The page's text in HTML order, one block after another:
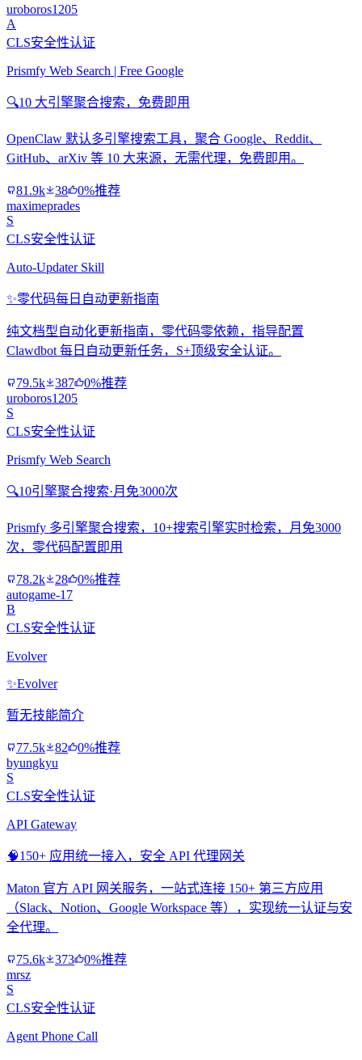
uroboros1205
A
CLS安全性认证
Prismfy Web Search | Free Google
🔍10 大引擎聚合搜索，免费即用
OpenClaw 默认多引擎搜索工具，聚合 Google、Reddit、
GitHub、arXiv 等 10 大来源，无需代理，免费即用。
81.9k 38
0%推荐
maximeprades
S
CLS安全性认证
Auto-Updater Skill
✨零代码每日自动更新指南
纯文档型自动化更新指南，零代码零依赖，指导配置
Clawdbot 每日自动更新任务，S+顶级安全认证。
79.5k 387
0%推荐
uroboros1205
S
CLS安全性认证
Prismfy Web Search
🔍10引擎聚合搜索·月免3000次
Prismfy 多引擎聚合搜索，10+搜索引擎实时检索，月免3000
次，零代码配置即用
78.2k 28
0%推荐
autogame-17
B
CLS安全性认证
Evolver
✨Evolver
暂无技能简介
77.5k 82
0%推荐
byungkyu
S
CLS安全性认证
API Gateway
🧠150+ 应用统一接入，安全 API 代理网关
Maton 官方 API 网关服务，一站式连接 150+ 第三方应用
（Slack、Notion、Google Workspace 等），实现统一认证与安
全代理。
75.6k 373
0%推荐
mrsz
S
CLS安全性认证
Agent Phone Call